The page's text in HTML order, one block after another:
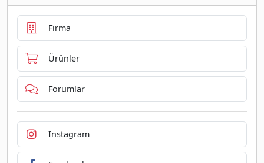
Firma
Ürünler
Forumlar
Instagram